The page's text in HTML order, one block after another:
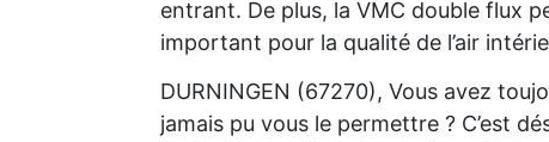
entrant. De plus, la VMC double flux
important pour la qualité de l’air
DURNINGEN (67270), Vous avez
jamais pu vous le permettre ? C’est